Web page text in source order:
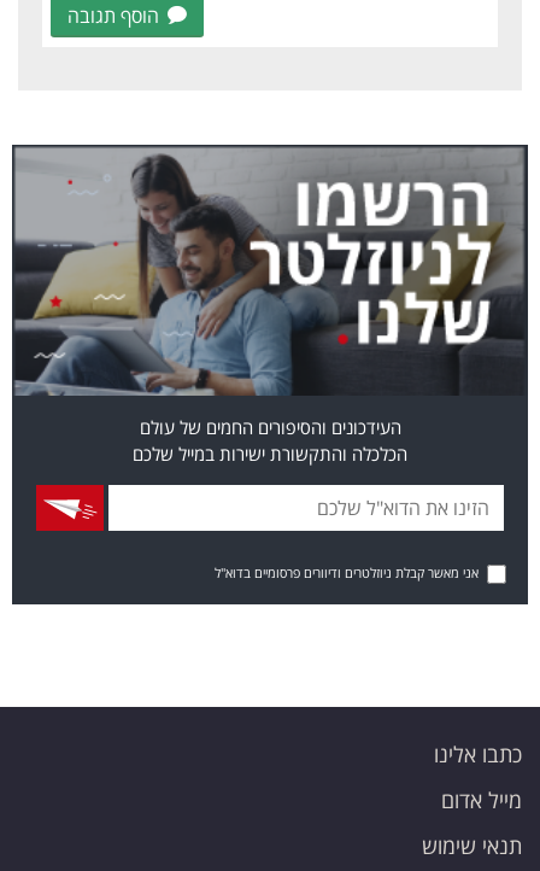
הוסף תגובה
העידכונים והסיפורים החמים של עולם
הכלכלה והתקשורת ישירות במייל שלכם
אני מאשר קבלת ניוזלטרים ודיוורים פרסומיים בדוא"ל
כתבו אלינו
מייל אדום
תנאי שימוש